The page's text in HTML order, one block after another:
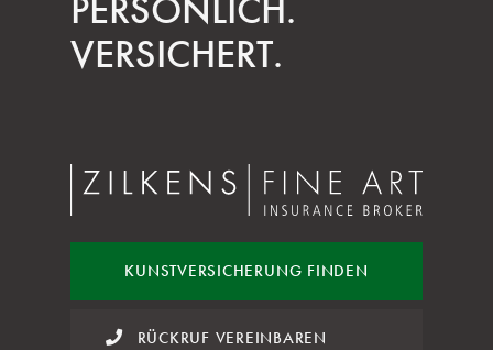
VERSICHERT.
KUNSTVERSICHERUNG FINDEN
RÜCKRUF VEREINBAREN